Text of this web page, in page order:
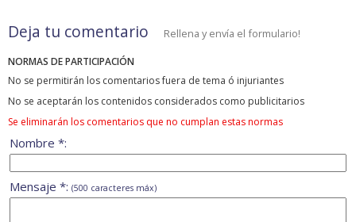
Deja tu comentario Rellena y envía el formulario!
NORMAS DE PARTICIPACIÓN
No se permitirán los comentarios fuera de tema ó injuriantes
No se aceptarán los contenidos considerados como publicitarios
Se eliminarán los comentarios que no cumplan estas normas
Nombre *:
Mensaje *: (500 caracteres máx)